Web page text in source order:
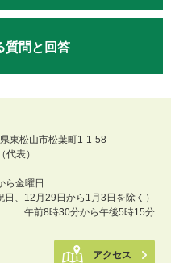
質問と回答
東松山市松葉町1-1-58
表）
ら金曜日
日、12月29日から1月3日を除く）
午前8時30分から午後5時15分
アクセス